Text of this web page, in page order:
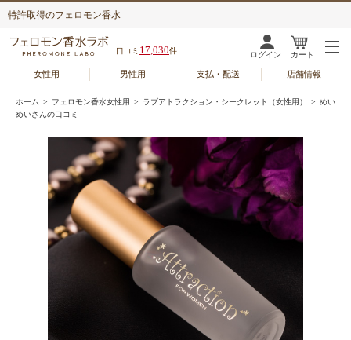
特許取得のフェロモン香水
口コミ 17,030件 ログイン カート
女性用 男性用 支払・配送 店舗情報
ホーム > フェロモン香水女性用 > ラブアトラクション・シークレット（女性用）
> めい
めいさんの口コミ